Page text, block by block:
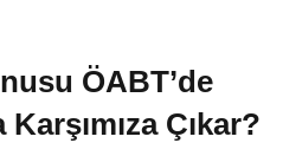
ÖABT’de
Çıkar?